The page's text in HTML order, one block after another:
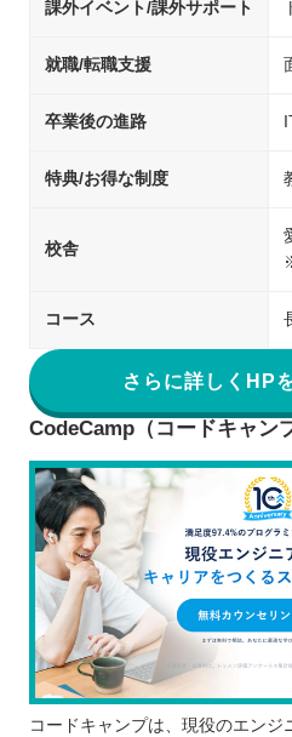
課外イベント/課外サポート
就職/転職支援
卒業後の進路
特典/お得な制度
校舎
コース
さらに詳しくHP
CodeCamp（コードキャン
コードキャンプは、現役のエンジ